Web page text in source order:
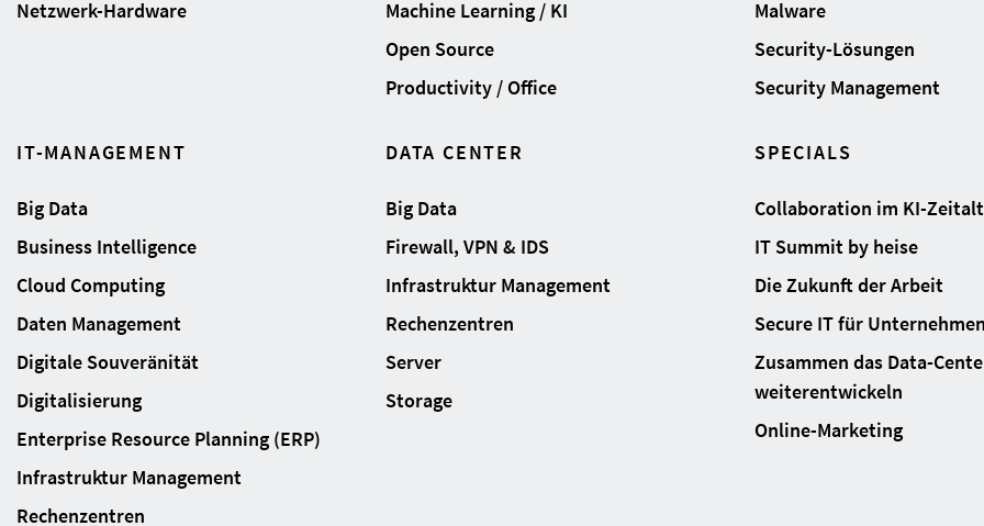
Netzwerk-Hardware
Machine Learning / KI
Open Source
Productivity / Office
Malware
Security-Lösungen
Security Management
IT-MANAGEMENT
Big Data
Business Intelligence
Cloud Computing
Daten Management
Digitale Souveränität
Digitalisierung
Enterprise Resource Planning (ERP)
Infrastruktur Management
Rechenzentren
DATA CENTER
Big Data
Firewall, VPN & IDS
Infrastruktur Management
Rechenzentren
Server
Storage
SPECIALS
Collaboration im KI-
IT Summit by heise
Die Zukunft der Arbeit
Secure IT für Unternehmen
Zusammen das Data-
weiterentwickeln
Online-Marketing